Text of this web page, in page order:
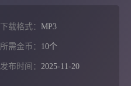
下载格式： MP3
所需金币： 10个
发布时间： 2025-11-20